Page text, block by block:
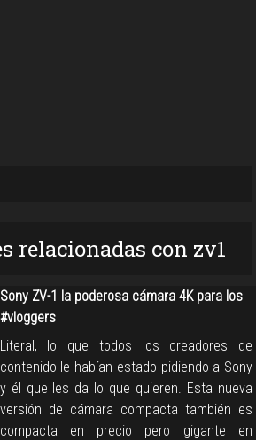
relacionadas con zv1
Sony ZV-1 la poderosa cámara 4K para los
#vloggers
Literal, lo que todos los creadores de
contenido le habían estado pidiendo a Sony
y él que les da lo que quieren. Esta nueva
versión de cámara compacta también es
compacta en precio pero gigante en